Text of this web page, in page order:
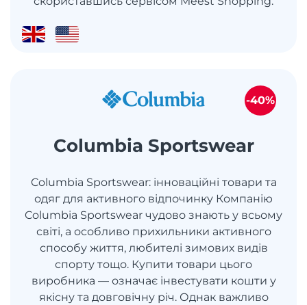
Columbia Sportswear
Columbia Sportswear: інноваційні товари та
одяг для активного відпочинку Компанію
Columbia Sportswear чудово знають у всьому
світі, а особливо прихильники активного
способу життя, любителі зимових видів
спорту тощо. Купити товари цього
виробника — означає інвестувати кошти у
якісну та довговічну річ. Однак важливо
-40%